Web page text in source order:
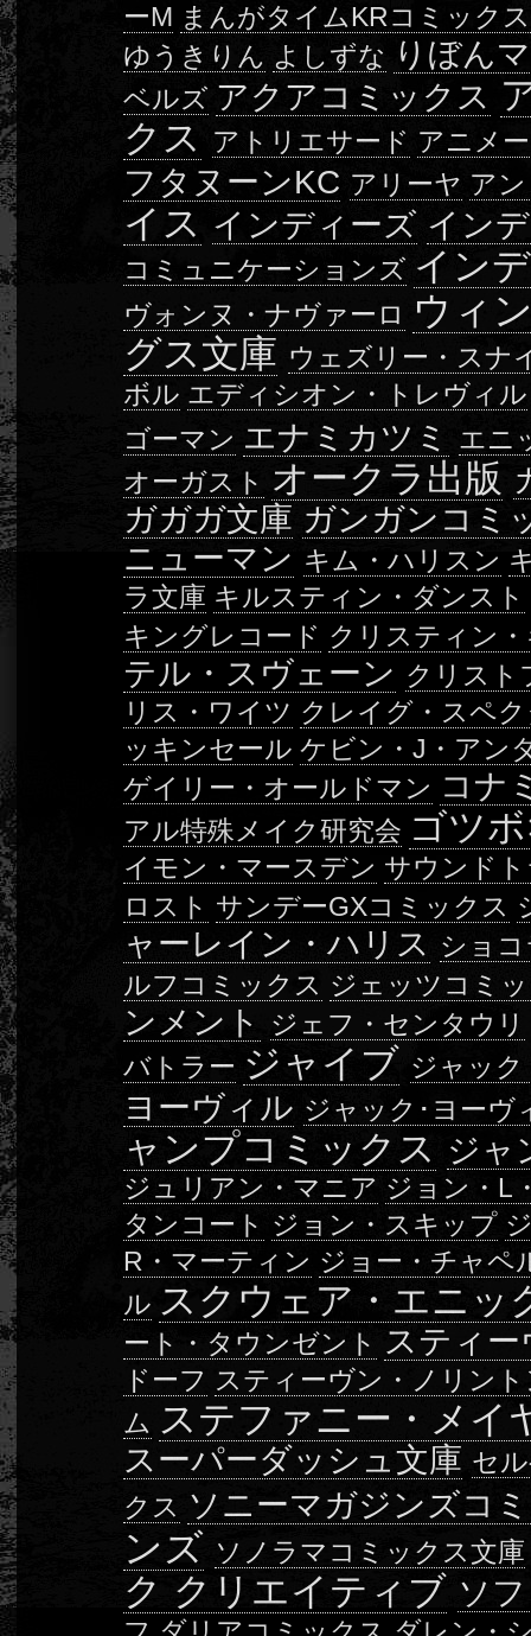
ーM まんがタイムKRコミックス
ゆうきりん よしずな りぼん
ベルズ アクアコミックス
クス
アトリエサード アニメ
フタヌーンKC アリーヤ ア
イス インディーズ イン
コミュニケーションズ イン
ヴォンヌ・ナヴァーロ ウィ
グス文庫 ウェズリー・スナ
ボル エディシオン・トレヴィル
ゴーマン エナミカツミ
エニ
オーガスト オークラ出版
ガガガ文庫 ガンガンコミ
ニューマン キム・ハリスン
ラ文庫 キルスティン・ダンスト
キングレコード クリスティン
テル・スヴェーン クリスト
リス・ワイツ クレイグ・スペ
ッキンセール ケビン・J・アン
ゲイリー・オールドマン コナ
アル特殊メイク研究会 ゴツ
イモン・マースデン サウンド
ロスト サンデーGXコミックス
ャーレイン・ハリス ショ
ルフコミックス ジェッツコミ
ンメント
ジェフ・センタウリ
バトラー ジャイブ ジャッ
ヨーヴィル ジャック･ヨーヴ
ャンプコミックス ジャ
ジュリアン・マニア ジョン・L
タンコート ジョン・スキップ
R・マーティン ジョー・チャペ
ル スクウェア・エニッ
ート・タウンゼント スティ
ドーフ スティーヴン・ノリン
ム ステファニー・メイ
スーパーダッシュ文庫 セ
クス ソニーマガジンズコ
ンズ ソノラマコミックス文庫
ク クリエイティブ ソ